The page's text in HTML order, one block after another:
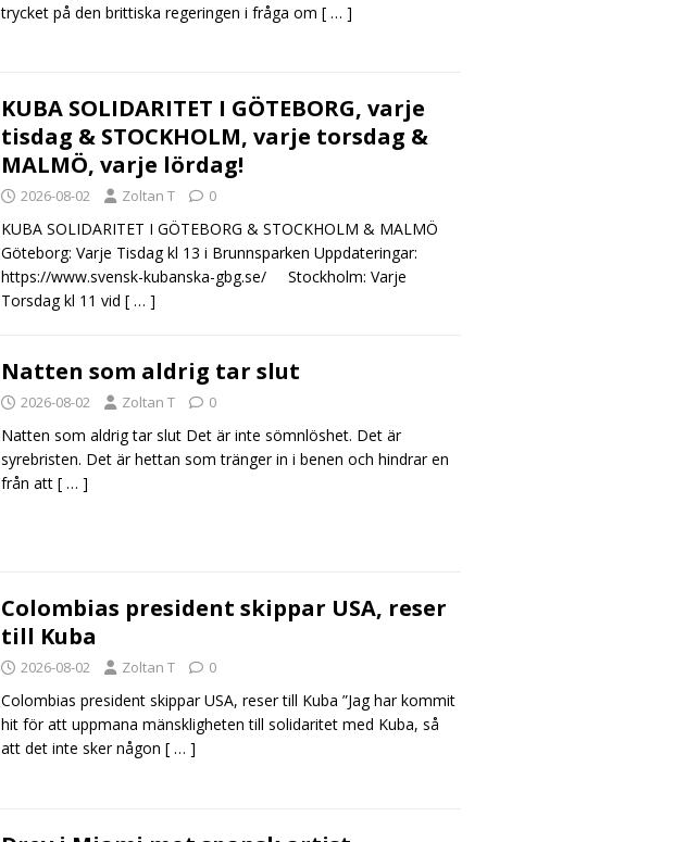
trycket på den brittiska regeringen i fråga om [ … ]
KUBA SOLIDARITET I GÖTEBORG, varje
tisdag & STOCKHOLM, varje torsdag &
MALMÖ, varje lördag!
2026-08-02 Zoltan T 0
KUBA SOLIDARITET I GÖTEBORG & STOCKHOLM & MALMÖ
Göteborg: Varje Tisdag kl 13 i Brunnsparken Uppdateringar:
https://www.svensk-kubanska-gbg.se/ Stockholm: Varje
Torsdag kl 11 vid [ … ]
Natten som aldrig tar slut
2026-08-02 Zoltan T 0
Natten som aldrig tar slut Det är inte sömnlöshet. Det är
syrebristen. Det är hettan som tränger in i benen och hindrar en
från att [ … ]
Colombias president skippar USA, reser
till Kuba
2026-08-02 Zoltan T 0
Colombias president skippar USA, reser till Kuba ”Jag har kommit
hit för att uppmana mänskligheten till solidaritet med Kuba, så
att det inte sker någon [ … ]